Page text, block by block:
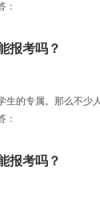
：
报考吗？
的专属。那么不少
：
报考吗？